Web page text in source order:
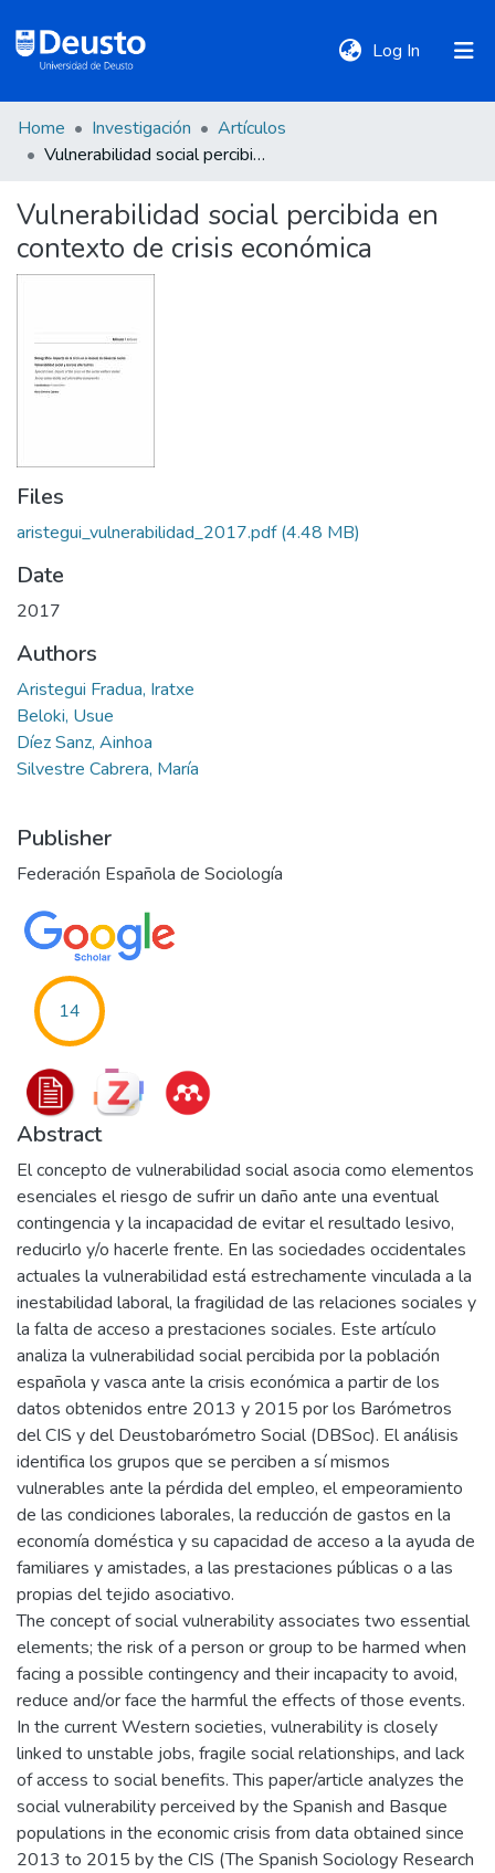
Log In (current)
DeustoTeka
Communities
&
Collections
All of DSpace
Policies
Home Investigación
Artículos
Vulnerabilidad social percibida en contexto de crisis económica
Vulnerabilidad social percibida en
contexto de crisis económica
Files
aristegui_vulnerabilidad_2017.pdf(4.48 MB)
Date
2017
Authors
Aristegui Fradua, Iratxe
Beloki, Usue
Díez Sanz, Ainhoa
Silvestre Cabrera, María
Publisher
Federación Española de Sociología
14
Abstract
El concepto de vulnerabilidad social asocia como elementos
esenciales el riesgo de sufrir un daño ante una eventual
contingencia y la incapacidad de evitar el resultado lesivo,
reducirlo y/o hacerle frente. En las sociedades occidentales
actuales la vulnerabilidad está estrechamente vinculada a la
inestabilidad laboral, la fragilidad de las relaciones sociales y
la falta de acceso a prestaciones sociales. Este artículo
analiza la vulnerabilidad social percibida por la población
española y vasca ante la crisis económica a partir de los
datos obtenidos entre 2013 y 2015 por los Barómetros
del CIS y del Deustobarómetro Social (DBSoc). El análisis
identifica los grupos que se perciben a sí mismos
vulnerables ante la pérdida del empleo, el empeoramiento
de las condiciones laborales, la reducción de gastos en la
economía doméstica y su capacidad de acceso a la ayuda de
familiares y amistades, a las prestaciones públicas o a las
propias del tejido asociativo.
The concept of social vulnerability associates two essential
elements; the risk of a person or group to be harmed when
facing a possible contingency and their incapacity to avoid,
reduce and/or face the harmful the effects of those events.
In the current Western societies, vulnerability is closely
linked to unstable jobs, fragile social relationships, and lack
of access to social benefits. This paper/article analyzes the
social vulnerability perceived by the Spanish and Basque
populations in the economic crisis from data obtained since
2013 to 2015 by the CIS (The Spanish Sociology Research